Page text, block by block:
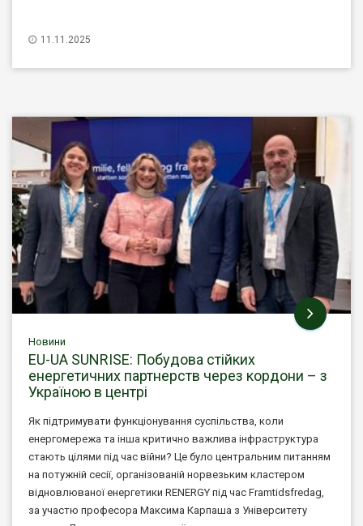
11.11.2025
Новини
EU-UA SUNRISE: Побудова стійких
енергетичних партнерств через кордони – з
Україною в центрі
Як підтримувати функціонування суспільства, коли
енергомережа та інша критично важлива інфраструктура
стають цілями під час війни? Це було центральним питанням
на потужній сесії, організованій норвезьким кластером
відновлюваної енергетики RENERGY під час Framtidsfredag,
за участю професора Максима Карпаша з Університету